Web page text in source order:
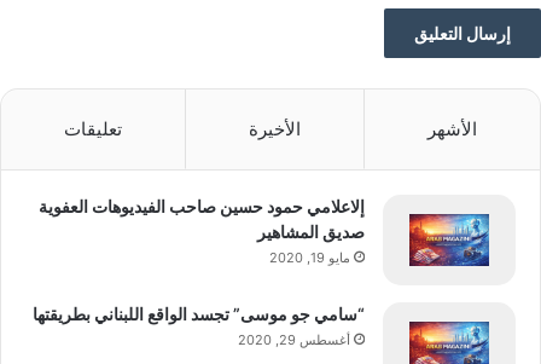
الأشهر الأخيرة تعليقات
إلاعلامي حمود حسين صاحب الفيديوهات العفوية
صديق المشاهير
مايو 19, 2020
“سامي جو موسى” تجسد الواقع اللبناني بطريقتها
أغسطس 29, 2020